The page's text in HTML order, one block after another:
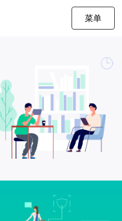
菜单